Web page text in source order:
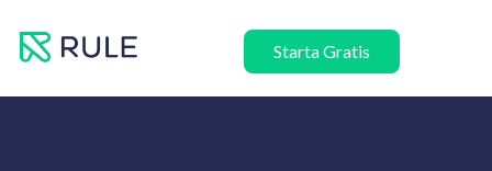
Starta Gratis